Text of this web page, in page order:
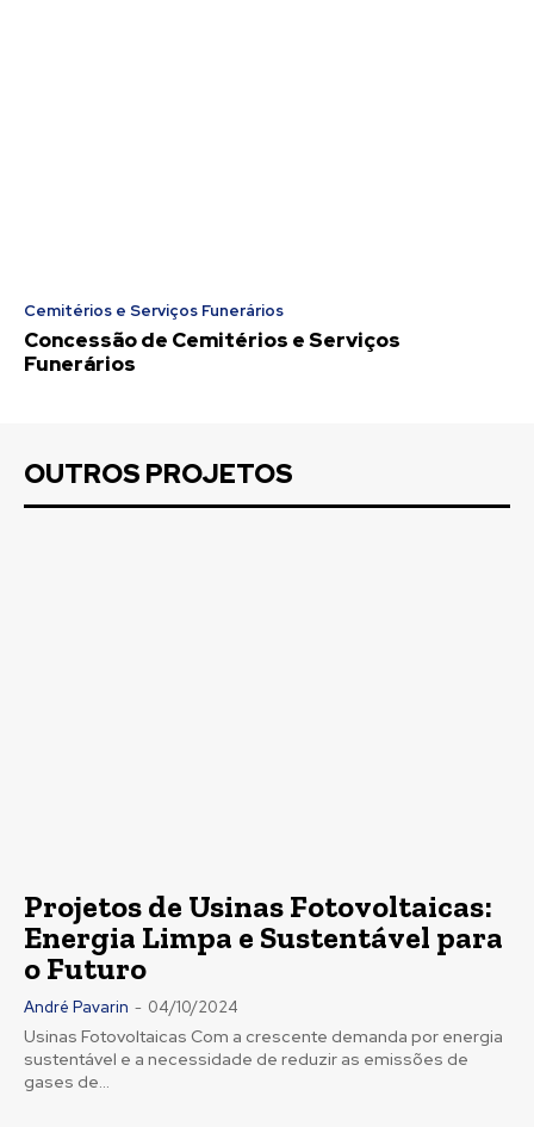
Cemitérios e Serviços Funerários
Concessão de Cemitérios e Serviços
Funerários
OUTROS PROJETOS
Projetos de Usinas Fotovoltaicas:
Energia Limpa e Sustentável para
o Futuro
André Pavarin - 04/10/2024
Usinas Fotovoltaicas Com a crescente demanda por energia
sustentável e a necessidade de reduzir as emissões de
gases de...